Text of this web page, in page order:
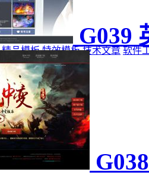
精品模板 特效模板 技术文章 软件
G039